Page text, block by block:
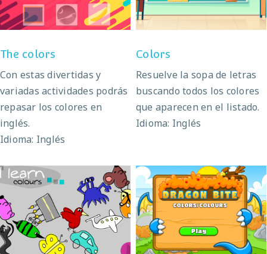
The colors
Con estas divertidas y
variadas actividades podrás
repasar los colores en
inglés.
Idioma: Inglés
Colors
Resuelve la sopa de letras
buscando todos los colores
que aparecen en el listado.
Idioma: Inglés
I learn colours Dragon bite colours